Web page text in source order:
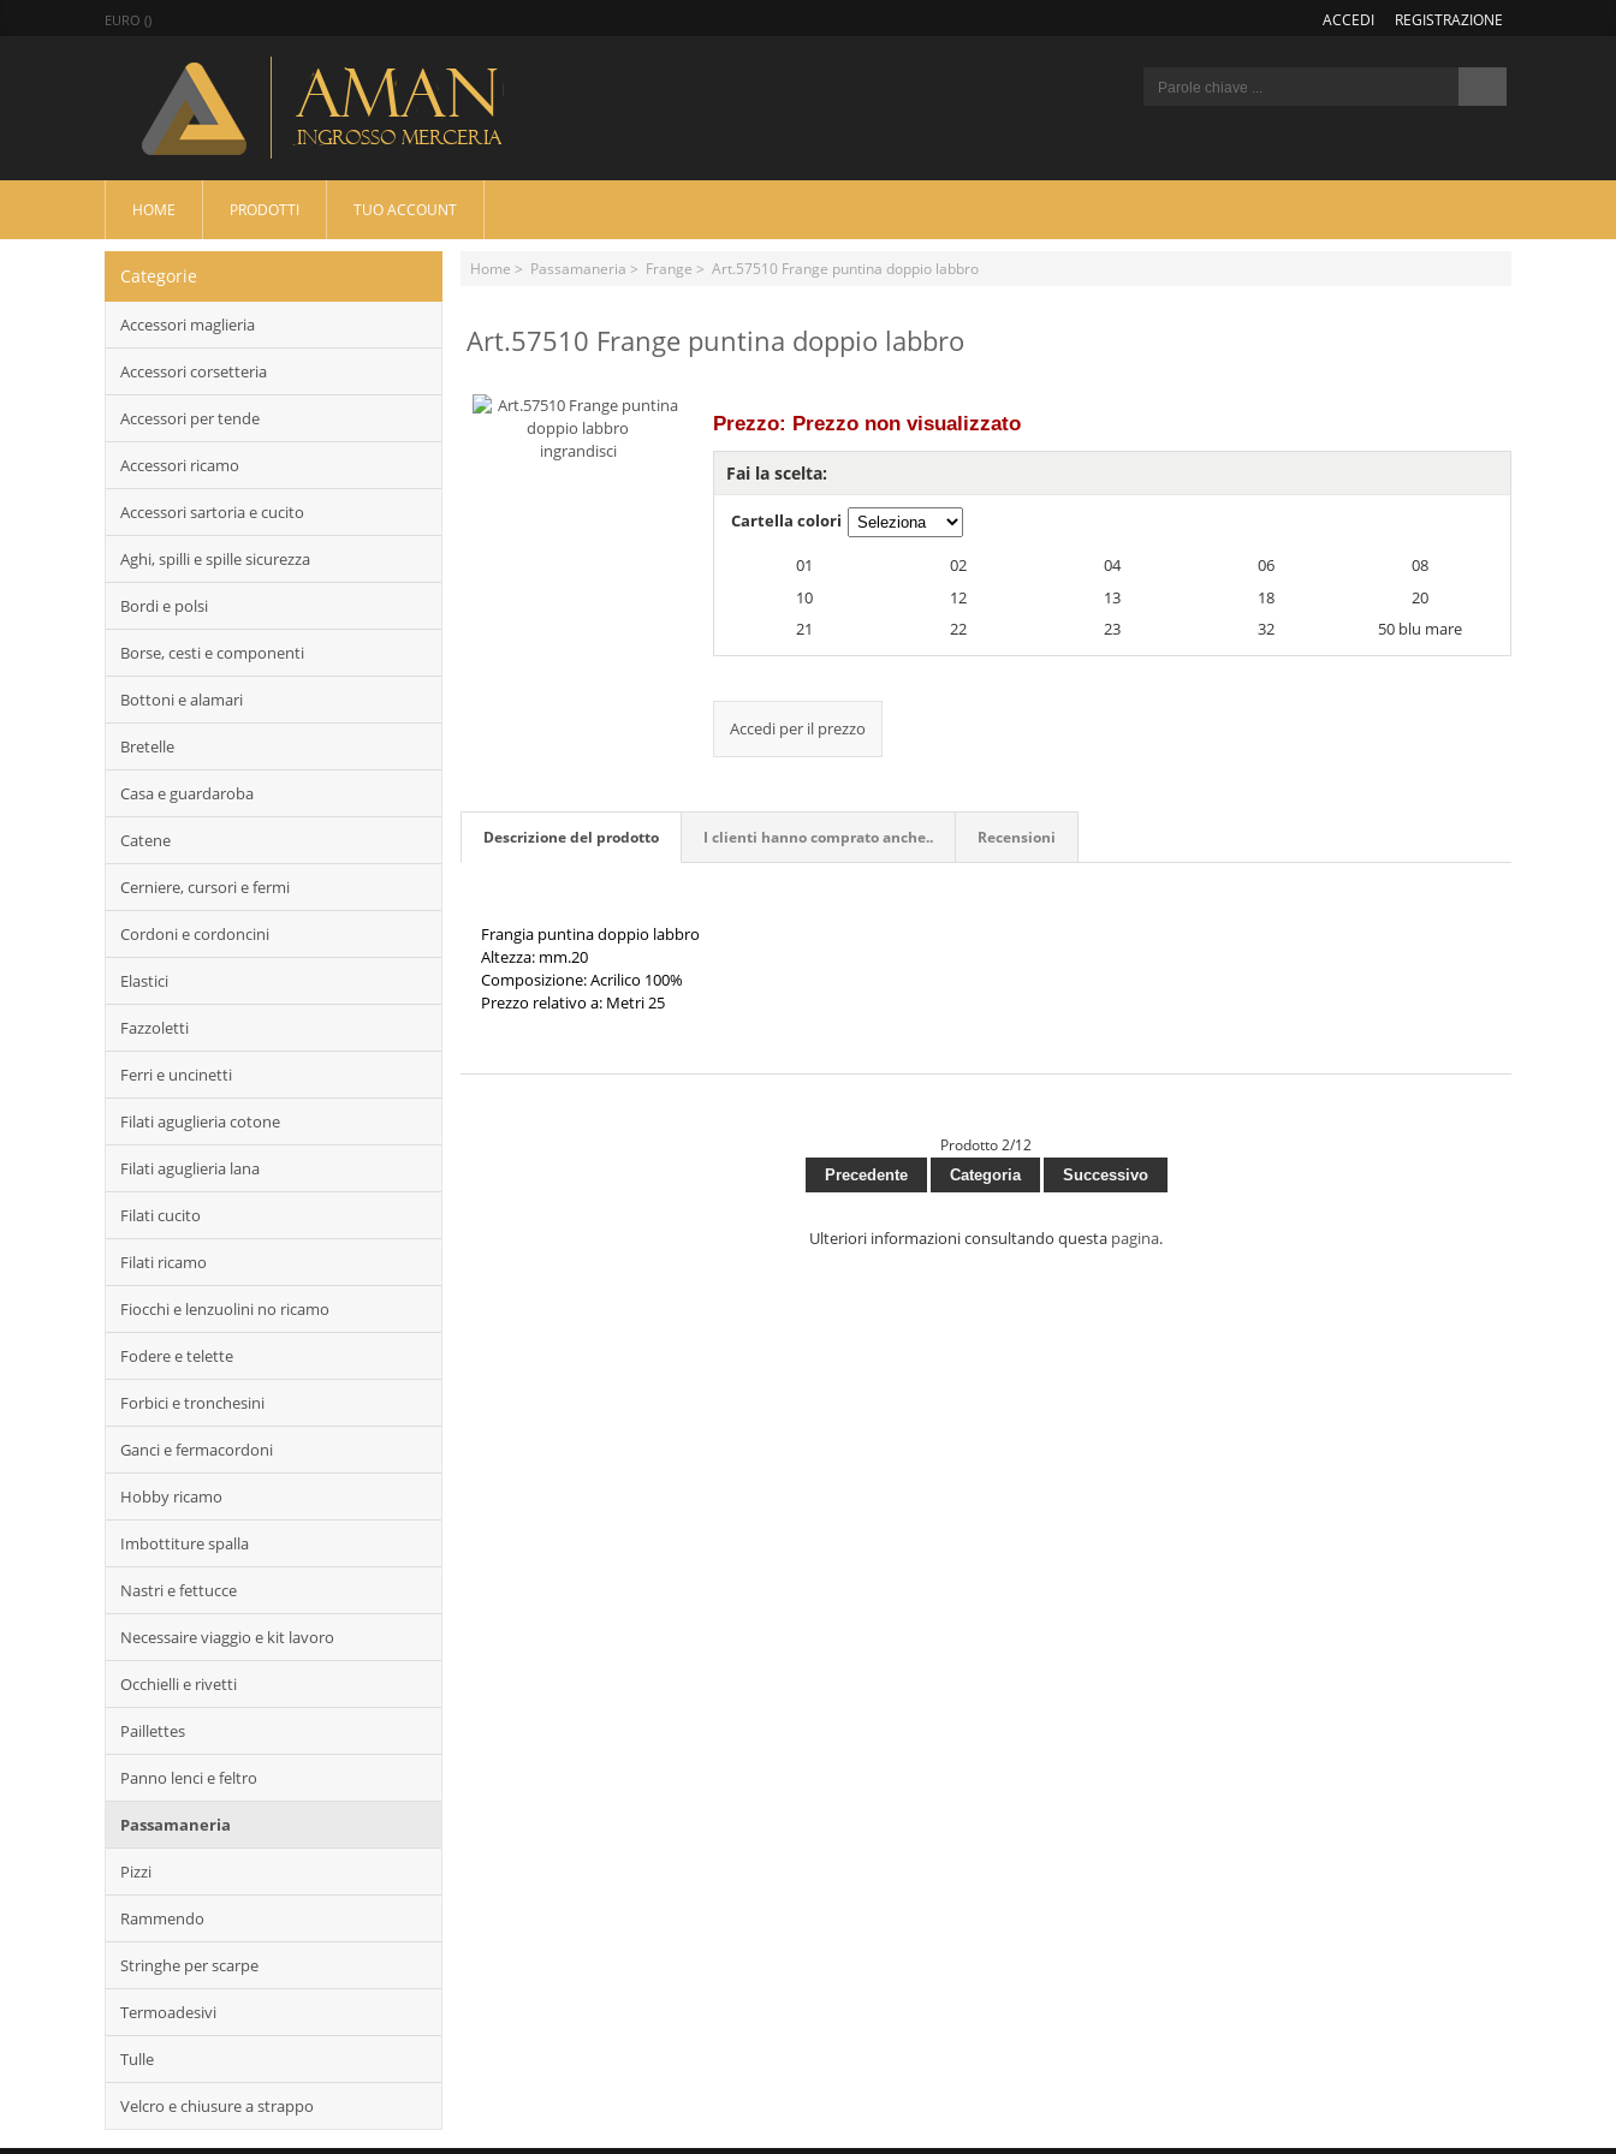
ACCEDI REGISTRAZIONE
EURO ()
HOME PRODOTTI TUO ACCOUNT
Categorie
Accessori maglieria
Accessori corsetteria
Accessori per tende
Accessori ricamo
Accessori sartoria e cucito
Aghi, spilli e spille sicurezza
Bordi e polsi
Borse, cesti e componenti
Bottoni e alamari
Bretelle
Casa e guardaroba
Catene
Cerniere, cursori e fermi
Cordoni e cordoncini
Elastici
Fazzoletti
Ferri e uncinetti
Filati aguglieria cotone
Filati aguglieria lana
Filati cucito
Filati ricamo
Fiocchi e lenzuolini no ricamo
Fodere e telette
Forbici e tronchesini
Ganci e fermacordoni
Hobby ricamo
Imbottiture spalla
Nastri e fettucce
Necessaire viaggio e kit lavoro
Occhielli e rivetti
Paillettes
Panno lenci e feltro
Passamaneria
Pizzi
Rammendo
Stringhe per scarpe
Termoadesivi
Tulle
Velcro e chiusure a strappo
Home > Passamaneria > Frange > Art.57510 Frange puntina doppio labbro
Art.57510 Frange puntina doppio labbro
ingrandisci
Prezzo: Prezzo non visualizzato
Fai la scelta:
Cartella colori
01 02 04 06
08
10
12 13 18
20
21
22 23 32 50 blu mare
Accedi per il prezzo
Descrizione del prodotto I clienti hanno comprato anche.. Recensioni
Frangia puntina doppio labbro
Altezza: mm.20
Composizione: Acrilico 100%
Prezzo relativo a: Metri 25
Prodotto 2/12
Precedente Categoria Successivo
Ulteriori informazioni consultando questa pagina.